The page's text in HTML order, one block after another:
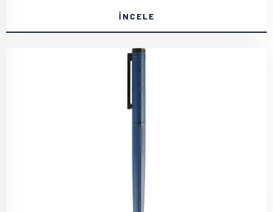
İNCELE